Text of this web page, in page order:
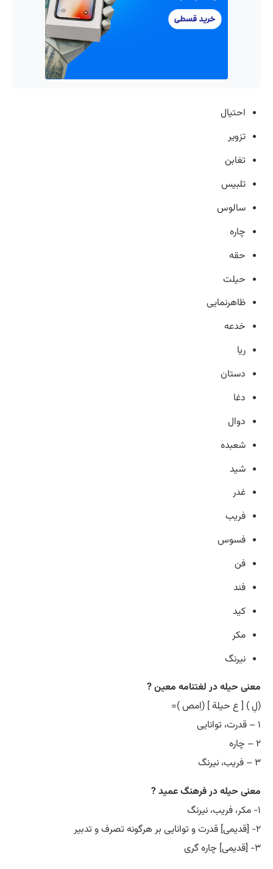
احتیال
تزویر
تغابن
تلبیس
سالوس
چاره
حقه
حیلت
ظاهرنمایی
خدعه
ریا
دستان
دغا
دوال
شعبده
شید
غدر
فریب
فسوس
فن
فند
کید
مکر
نیرنگ
معنی حیله در لغتنامه معین ?
(لِ ) [ ع حیلة ] (اِمص )=
۱ – قدرت، توانایی
۲ – چاره
۳ – فریب، نیرنگ
معنی حیله در فرهنگ عمید ?
۱- مکر، فریب، نیرنگ
۲- [قدیمی] قدرت و توانایی بر هرگونه تصرف و تدبیر
۳- [قدیمی] چاره گری